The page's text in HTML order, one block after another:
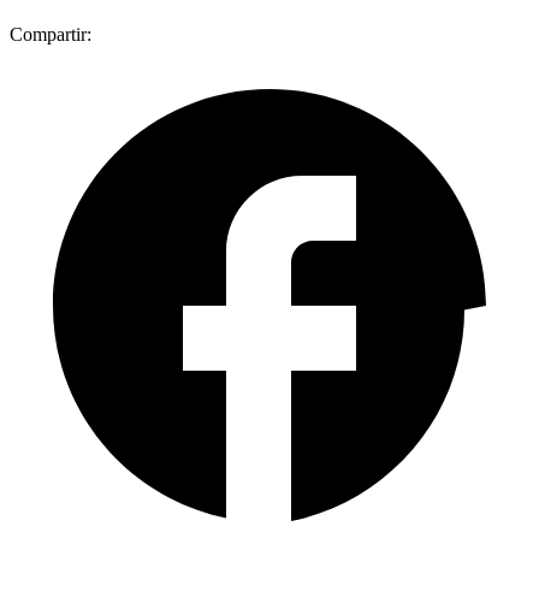
Compartir: